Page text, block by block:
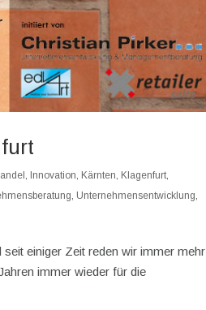
, Innovation, Kärnten, Klagenfurt,
, Unternehmensentwicklung,
einiger Zeit reden wir immer mehr
immer wieder für die